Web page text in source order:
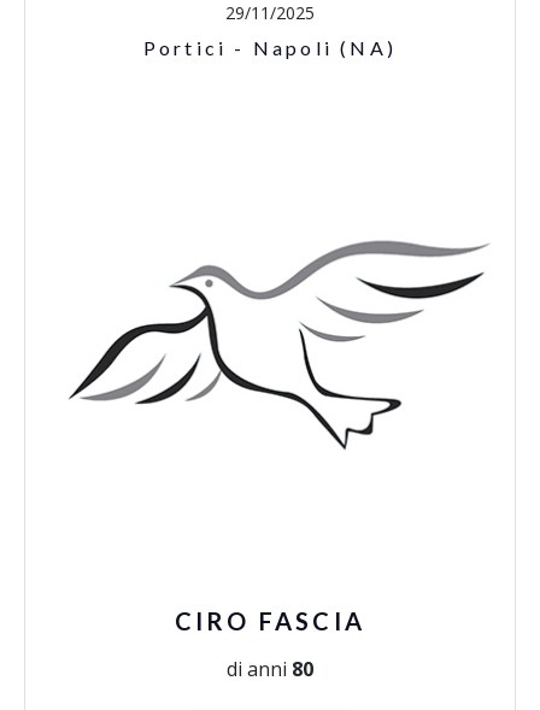
29/11/2025
Portici - Napoli (NA)
CIRO FASCIA
di anni 80